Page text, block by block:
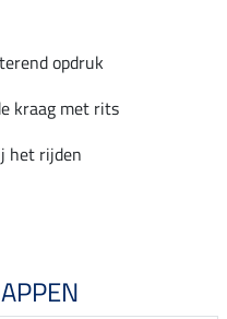
opdruk
kraag met rits
het rijden